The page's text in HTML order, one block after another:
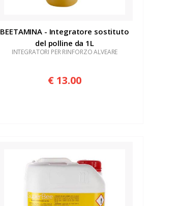
BEETAMINA - Integratore sostituto
del polline da 1L
INTEGRATORI PER RINFORZO ALVEARE
€ 13.00